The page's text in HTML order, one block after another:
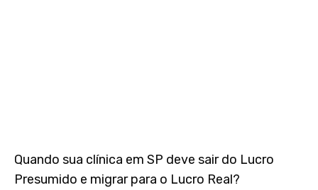
Quando sua clínica em SP deve sair do Lucro
Presumido e migrar para o Lucro Real?